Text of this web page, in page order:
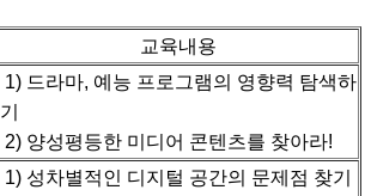
교육내용
1) 드라마, 예능 프로그램의 영향력 탐색하
기
2) 양성평등한 미디어 콘텐츠를 찾아라!
1) 성차별적인 디지털 공간의 문제점 찾기